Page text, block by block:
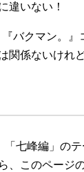
違いない！
バクマン。』
関係ないけれど
「七峰編」の
このページ